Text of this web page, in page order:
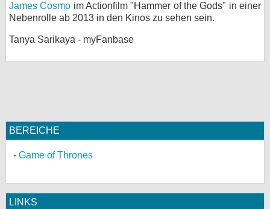
James Cosmo im Actionfilm "Hammer of the Gods" in einer
Nebenrolle ab 2013 in den Kinos zu sehen sein.
Tanya Sarikaya - myFanbase
BEREICHE
Game of Thrones
LINKS
bei X
bei Facebook